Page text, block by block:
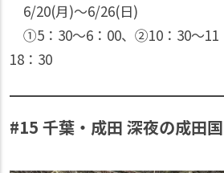
6/20(月)〜6/26(日)
①5：30〜6：00、②10：30〜11
18：30
#15 千葉・成田 深夜の成田